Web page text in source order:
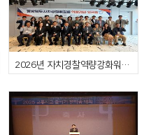
2026년 자치경찰역량강화워크숍(26.4.20.)